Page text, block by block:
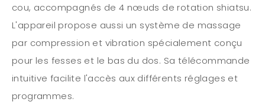
cou, accompagnés de 4 nœuds de rotation shiatsu.
L'appareil propose aussi un système de massage
par compression et vibration spécialement conçu
pour les fesses et le bas du dos. Sa télécommande
intuitive facilite l'accès aux différents réglages et
programmes.